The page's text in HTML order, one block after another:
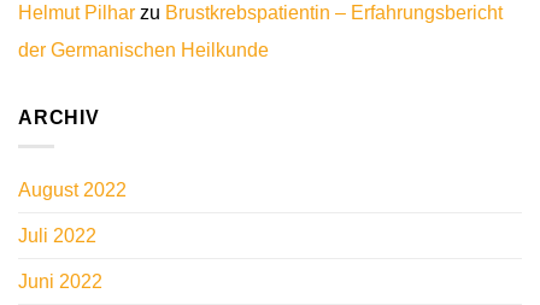
Helmut Pilhar zu Brustkrebspatientin – Erfahrungsbericht
der Germanischen Heilkunde
ARCHIV
August 2022
Juli 2022
Juni 2022